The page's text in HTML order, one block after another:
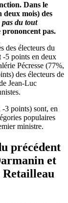
Dans le
deux mois) des
pas du tout
prononcent pas.
des électeurs du
-5 points en deux
Pécresse (77%,
des électeurs de
Jean-Luc
3 points) sont, en
populaires
ministre.
précédent
et